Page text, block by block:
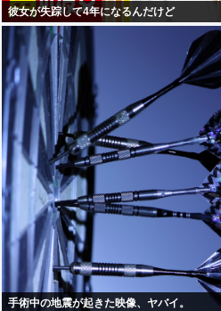
彼女が失踪して4年になるんだけど
手術中の地震が起きた映像、ヤバイ。